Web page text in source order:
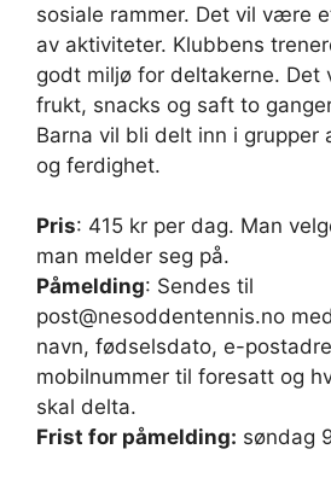
sosiale rammer. Det vil være
av aktiviteter. Klubbens
godt miljø for deltakerne. Det
frukt, snacks og saft to
Barna vil bli delt inn i grupper
og ferdighet.
Pris: 415 kr per dag. Man
man melder seg på.
Påmelding: Sendes til
post@nesoddentennis.no
navn, fødselsdato, e-
mobilnummer til foresatt og
skal delta.
Frist for påmelding: søndag